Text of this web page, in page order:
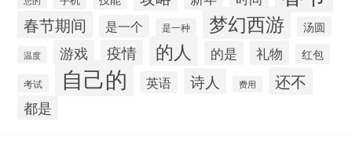
春节期间 是一个 是一种 梦幻西游 汤圆
温度 游戏 疫情 的人 的是 礼物 红包
考试 自己的 英语 诗人 费用 还不
都是